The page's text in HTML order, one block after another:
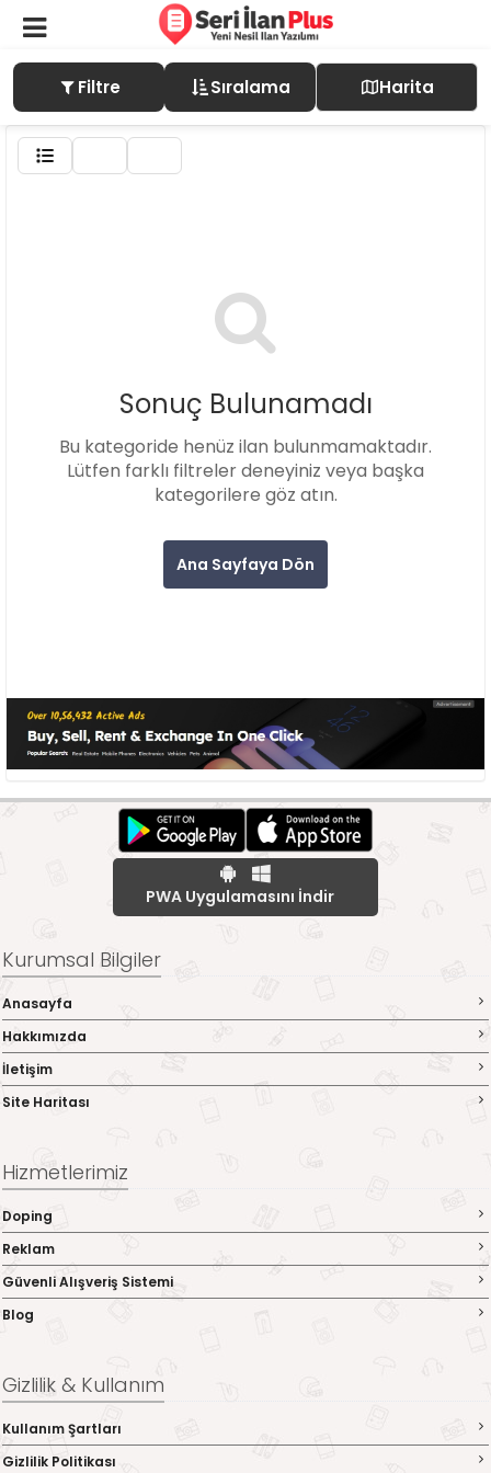
Filtre Sıralama Harita
Sonuç Bulunamadı
Bu kategoride henüz ilan bulunmamaktadır.
Lütfen farklı filtreler deneyiniz veya başka
kategorilere göz atın.
Ana Sayfaya Dön
PWA Uygulamasını İndir
Kurumsal Bilgiler
Anasayfa
Hakkımızda
İletişim
Site Haritası
Hizmetlerimiz
Doping
Reklam
Güvenli Alışveriş Sistemi
Blog
Gizlilik & Kullanım
Kullanım Şartları
Gizlilik Politikası